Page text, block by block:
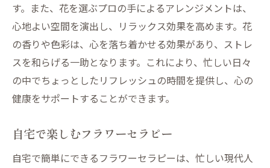
す。また、花を選ぶプロの手によるアレンジメントは、
心地よい空間を演出し、リラックス効果を高めます。花
の香りや色彩は、心を落ち着かせる効果があり、ストレ
スを和らげる一助となります。これにより、忙しい日々
の中でちょっとしたリフレッシュの時間を提供し、心の
健康をサポートすることができます。
自宅で楽しむフラワーセラピー
自宅で簡単にできるフラワーセラピーは、忙しい現代人